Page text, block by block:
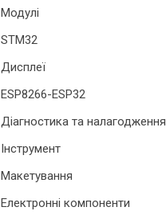
Модулі
STM32
Дисплеї
ESP8266-ESP32
Діагностика та налагодження
Інструмент
Макетування
Електронні компоненти